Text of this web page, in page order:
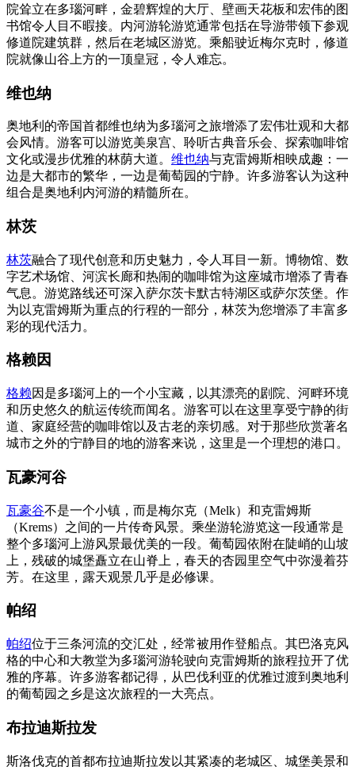
院耸立在多瑙河畔，金碧辉煌的大厅、壁画天花板和宏伟的图
书馆令人目不暇接。内河游轮游览通常包括在导游带领下参观
修道院建筑群，然后在老城区游览。乘船驶近梅尔克时，修道
院就像山谷上方的一顶皇冠，令人难忘。
维也纳
奥地利的帝国首都维也纳为多瑙河之旅增添了宏伟壮观和大都
会风情。游客可以游览美泉宫、聆听古典音乐会、探索咖啡馆
文化或漫步优雅的林荫大道。 维也纳与克雷姆斯相映成趣：一
边是大都市的繁华，一边是葡萄园的宁静。许多游客认为这种
组合是奥地利内河游的精髓所在。
林茨
林茨融合了现代创意和历史魅力，令人耳目一新。博物馆、数
字艺术场馆、河滨长廊和热闹的咖啡馆为这座城市增添了青春
气息。游览路线还可深入萨尔茨卡默古特湖区或萨尔茨堡。作
为以克雷姆斯为重点的行程的一部分，林茨为您增添了丰富多
彩的现代活力。
格赖因
格赖因是多瑙河上的一个小宝藏，以其漂亮的剧院、河畔环境
和历史悠久的航运传统而闻名。游客可以在这里享受宁静的街
道、家庭经营的咖啡馆以及古老的亲切感。对于那些欣赏著名
城市之外的宁静目的地的游客来说，这里是一个理想的港口。
瓦豪河谷
瓦豪谷不是一个小镇，而是梅尔克（Melk）和克雷姆斯
（Krems）之间的一片传奇风景。乘坐游轮游览这一段通常是
整个多瑙河上游风景最优美的一段。葡萄园依附在陡峭的山坡
上，残破的城堡矗立在山脊上，春天的杏园里空气中弥漫着芬
芳。在这里，露天观景几乎是必修课。
帕绍
帕绍位于三条河流的交汇处，经常被用作登船点。其巴洛克风
格的中心和大教堂为多瑙河游轮驶向克雷姆斯的旅程拉开了优
雅的序幕。许多游客都记得，从巴伐利亚的优雅过渡到奥地利
的葡萄园之乡是这次旅程的一大亮点。
布拉迪斯拉发
斯洛伐克的首都布拉迪斯拉发以其紧凑的老城区、城堡美景和